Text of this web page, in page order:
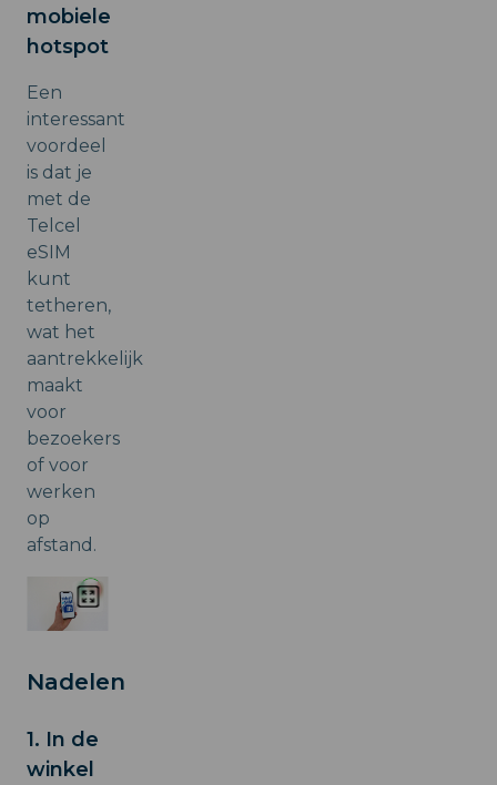
mobiele
hotspot
Een
interessant
voordeel
is dat je
met de
Telcel
eSIM
kunt
tetheren,
wat het
aantrekkelijk
maakt
voor
bezoekers
of voor
werken
op
afstand.
Nadelen
1. In de
winkel